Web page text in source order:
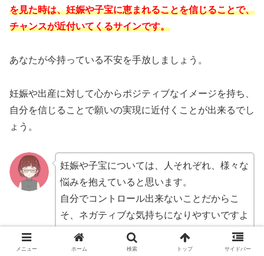
を見た時は、妊娠や子宝に恵まれることを信じることで、
チャンスが近付いてくるサインです。
あなたが今持っている不安を手放しましょう。
妊娠や出産に対して心からポジティブなイメージを持ち、
自分を信じることで願いの実現に近付くことが出来るでし
ょう。
妊娠や子宝については、人それぞれ、様々な
悩みを抱えていると思います。
自分でコントロール出来ないことだからこ
そ、ネガティブな気持ちになりやすいですよ
ね。
なかなかポジティブな気持ちだけを持ち続け
メニュー ホーム 検索 トップ サイドバー